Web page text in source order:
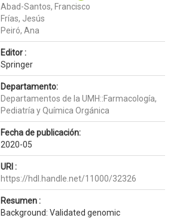
Abad-Santos, Francisco
Frías, Jesús
Peiró, Ana
Editor :
Springer
Departamento:
Departamentos de la UMH::Farmacología,
Pediatría y Química Orgánica
Fecha de publicación:
2020-05
URI :
https://hdl.handle.net/11000/32326
Resumen :
Background: Validated genomic